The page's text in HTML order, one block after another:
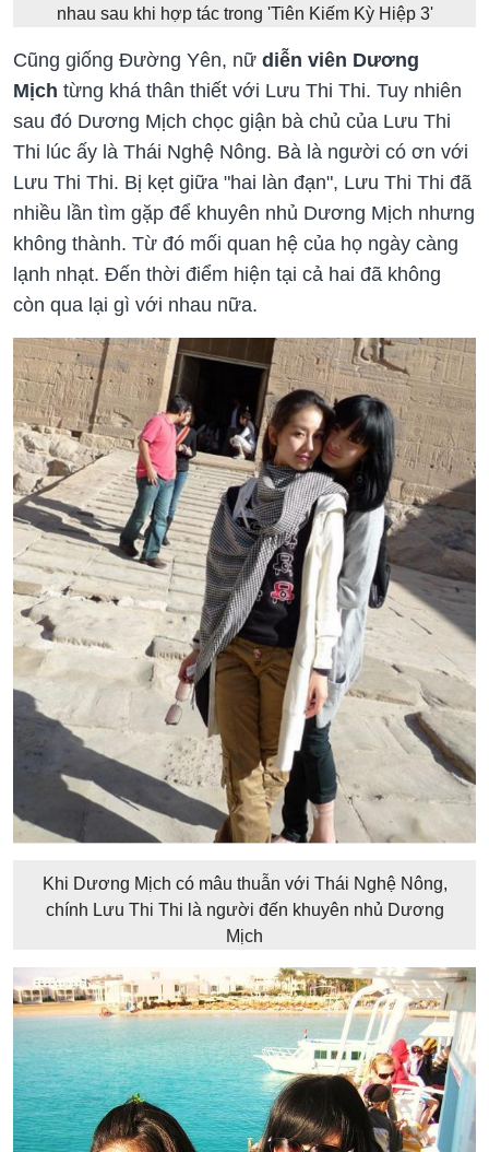
nhau sau khi hợp tác trong 'Tiên Kiếm Kỳ Hiệp 3'
Cũng giống Đường Yên, nữ diễn viên Dương
Mịch từng khá thân thiết với Lưu Thi Thi. Tuy nhiên
sau đó Dương Mịch chọc giận bà chủ của Lưu Thi
Thi lúc ấy là Thái Nghệ Nông. Bà là người có ơn với
Lưu Thi Thi. Bị kẹt giữa "hai làn đạn", Lưu Thi Thi đã
nhiều lần tìm gặp để khuyên nhủ Dương Mịch nhưng
không thành. Từ đó mối quan hệ của họ ngày càng
lạnh nhạt. Đến thời điểm hiện tại cả hai đã không
còn qua lại gì với nhau nữa.
Khi Dương Mịch có mâu thuẫn với Thái Nghệ Nông,
chính Lưu Thi Thi là người đến khuyên nhủ Dương
Mịch